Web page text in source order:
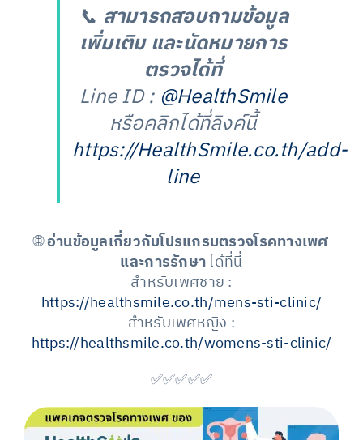
📞 สามารถสอบถามข้อมูล
เพิ่มเติม และนัดหมายการ
ตรวจได้ที่
Line ID : @HealthSmile
หรือคลิกได้ที่ลิงค์นี้
https://HealthSmile.co.th/add-
line
🌐อ่านข้อมูลเกี่ยวกับโปรแกรมตรวจโรคทางเพศ
และการรักษาได้ที่นี่
สำหรับเพศชาย :
https://healthsmile.co.th/mens-sti-clinic/
สำหรับเพศหญิง :
https://healthsmile.co.th/womens-sti-clinic/
✅✅✅✅✅